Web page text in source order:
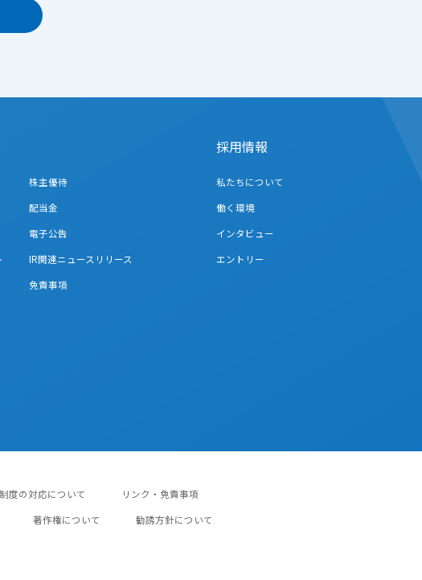
株主優待
配当金
電子公告
IR関連ニュースリリース
免責事項
採用情報
私たちについて
働く環境
インタビュー
エントリー
度の対応について
リンク・免責事項
著作権について 勧誘方針について